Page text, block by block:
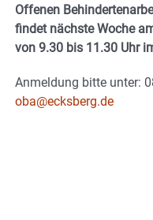
Offenen
findet nächste Woche
von 9.30 bis 11.30 Uhr
Anmeldung bitte unter:
oba@ecksberg.de